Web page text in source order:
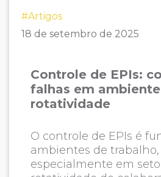
#Artigos
18 de setembro de 2025
Controle de EPIs:
falhas em
rotatividade
O controle de EPIs é
ambientes de trabalho,
especialmente em